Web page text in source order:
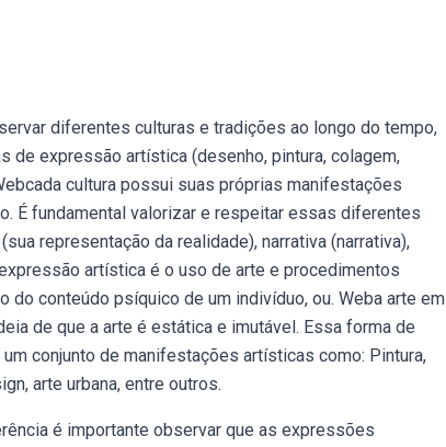
diferentes culturas e tradições ao longo do tempo,
de expressão artística (desenho, pintura, colagem,
cultura possui suas próprias manifestações
É fundamental valorizar e respeitar essas diferentes
representação da realidade), narrativa (narrativa),
artística é o uso de arte e procedimentos
conteúdo psíquico de um indivíduo, ou. Weba arte em
de que a arte é estática e imutável. Essa forma de
conjunto de manifestações artísticas como: Pintura,
arte urbana, entre outros.
é importante observar que as expressões